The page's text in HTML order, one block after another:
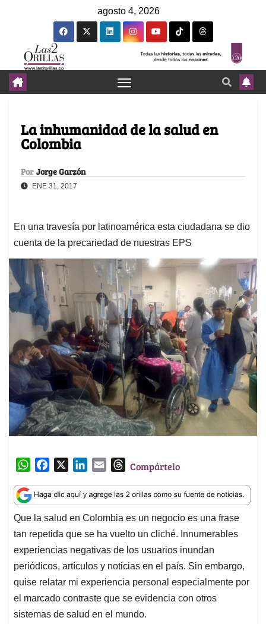
agosto 4, 2026
La inhumanidad de la salud en
Colombia
Por Jorge Garzón
ENE 31, 2017
En una travesía por latinoamérica esta ciudadana se dio
cuenta de la precariedad de nuestras EPS
W
a
t
s
A
p
p
c
e
b
o
o
k
n
k
e
d
I
n
a
i
l
T
r
e
a
d
s
Compártelo
Que la salud en Colombia es un negocio es una frase
tan repetida que se ha vuelto un cliché. Innumerables
experiencias negativas de los usuarios inundan
periódicos, artículos y noticias en el país. Sin embargo,
quise relatar mi experiencia personal especialmente por
el marcado contraste que se evidencia con otros
sistemas de salud en el mundo.